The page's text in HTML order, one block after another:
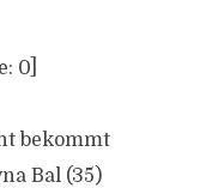
0]
bekommt
Bal (35)